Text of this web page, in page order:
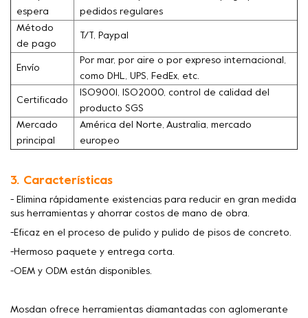
espera
pedidos regulares
Método
de pago
T/T, Paypal
Envío
Por mar, por aire o por expreso internacional,
como DHL, UPS, FedEx, etc.
Certificado
ISO9001, ISO2000, control de calidad del
producto SGS
Mercado
principal
América del Norte, Australia, mercado
europeo
3. Características
- Elimina rápidamente existencias para reducir en gran medida
sus herramientas y ahorrar costos de mano de obra.
-Eficaz en el proceso de pulido y pulido de pisos de concreto.
-Hermoso paquete y entrega corta.
-OEM y ODM están disponibles.
Mosdan ofrece herramientas diamantadas con aglomerante